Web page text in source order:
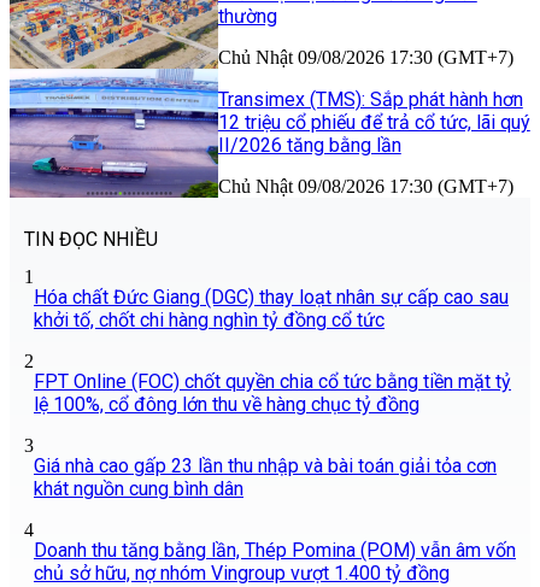
thường
Chủ Nhật 09/08/2026 17:30 (GMT+7)
Transimex (TMS): Sắp phát hành hơn
12 triệu cổ phiếu để trả cổ tức, lãi quý
II/2026 tăng bằng lần
Chủ Nhật 09/08/2026 17:30 (GMT+7)
TIN ĐỌC NHIỀU
1
Hóa chất Đức Giang (DGC) thay loạt nhân sự cấp cao sau
khởi tố, chốt chi hàng nghìn tỷ đồng cổ tức
2
FPT Online (FOC) chốt quyền chia cổ tức bằng tiền mặt tỷ
lệ 100%, cổ đông lớn thu về hàng chục tỷ đồng
3
Giá nhà cao gấp 23 lần thu nhập và bài toán giải tỏa cơn
khát nguồn cung bình dân
4
Doanh thu tăng bằng lần, Thép Pomina (POM) vẫn âm vốn
chủ sở hữu, nợ nhóm Vingroup vượt 1.400 tỷ đồng